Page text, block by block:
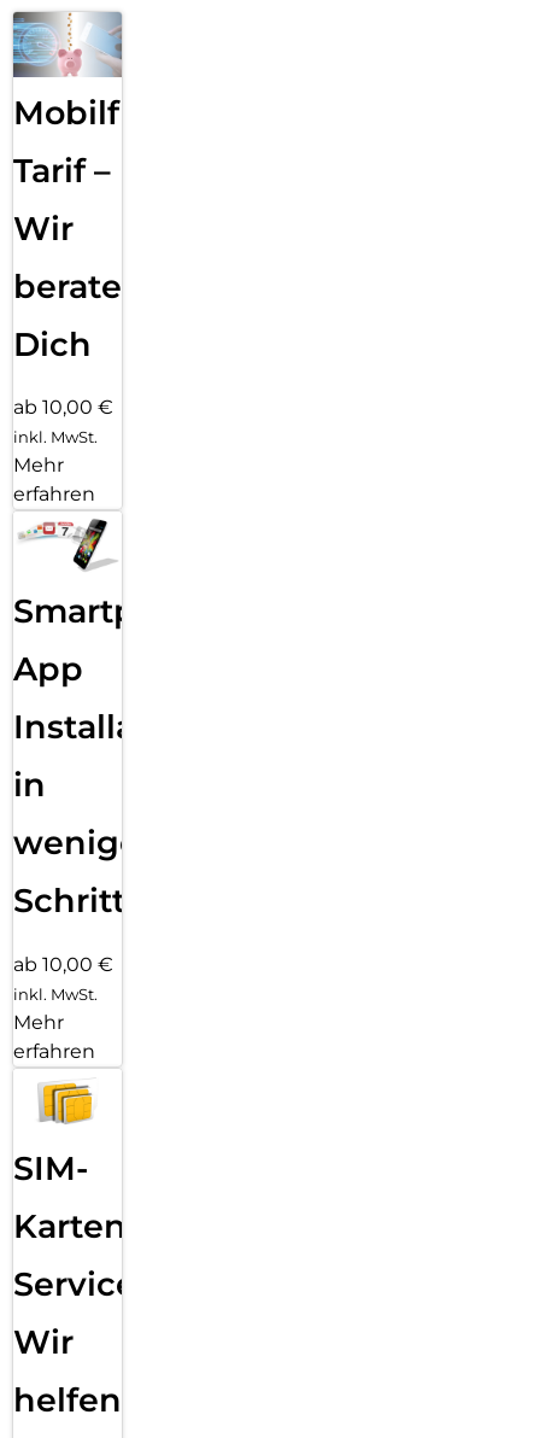
Mobilfunk
Tarif –
Wir
beraten
Dich
ab 10,00 €
inkl. MwSt.
Mehr
erfahren
Smartphone
App
Installation
in
wenigen
Schritten
ab 10,00 €
inkl. MwSt.
Mehr
erfahren
SIM-
Karten
Service:
Wir
helfen